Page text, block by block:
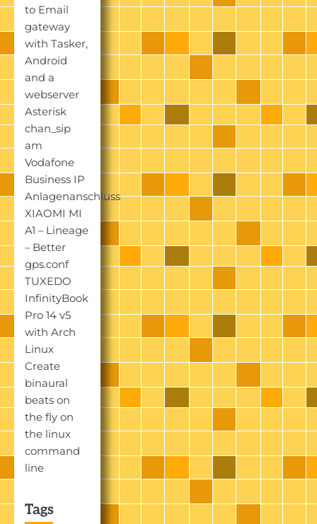
to Email
gateway
with Tasker,
Android
and a
webserver
Asterisk
chan_sip
am
Vodafone
Business IP
Anlagenanschluss
XIAOMI MI
A1 – Lineage
– Better
gps.conf
TUXEDO
InfinityBook
Pro 14 v5
with Arch
Linux
Create
binaural
beats on
the fly on
the linux
command
line
Tags